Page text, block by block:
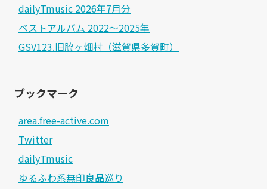
dailyTmusic 2026年7月分
ベストアルバム 2022～2025年
GSV123.旧脇ヶ畑村（滋賀県多賀町）
ブックマーク
area.free-active.com
Twitter
dailyTmusic
ゆるふわ系無印良品巡り